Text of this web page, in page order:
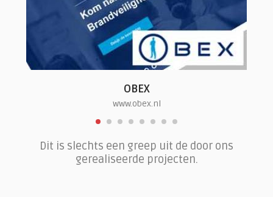
OBEX
www.obex.nl
Dit is slechts een greep uit de door ons
gerealiseerde projecten.